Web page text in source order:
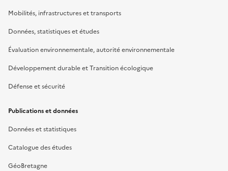
Mobilités, infrastructures et transports
Données, statistiques et études
Évaluation environnementale, autorité environnementale
Développement durable et Transition écologique
Défense et sécurité
Publications et données
Données et statistiques
Catalogue des études
GéoBretagne